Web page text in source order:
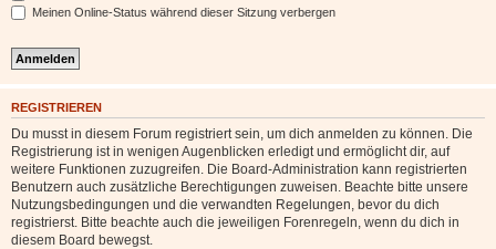
Meinen Online-Status während dieser Sitzung verbergen
REGISTRIEREN
Du musst in diesem Forum registriert sein, um dich anmelden zu können. Die
Registrierung ist in wenigen Augenblicken erledigt und ermöglicht dir, auf
weitere Funktionen zuzugreifen. Die Board-Administration kann registrierten
Benutzern auch zusätzliche Berechtigungen zuweisen. Beachte bitte unsere
Nutzungsbedingungen und die verwandten Regelungen, bevor du dich
registrierst. Bitte beachte auch die jeweiligen Forenregeln, wenn du dich in
diesem Board bewegst.